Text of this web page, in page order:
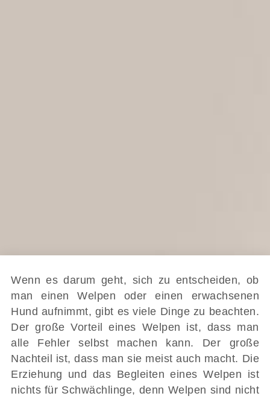
Wenn es darum geht, sich zu entscheiden, ob
man einen Welpen oder einen erwachsenen
Hund aufnimmt, gibt es viele Dinge zu beachten.
Der große Vorteil eines Welpen ist, dass man
alle Fehler selbst machen kann. Der große
Nachteil ist, dass man sie meist auch macht. Die
Erziehung und das Begleiten eines Welpen ist
nichts für Schwächlinge, denn Welpen sind nicht